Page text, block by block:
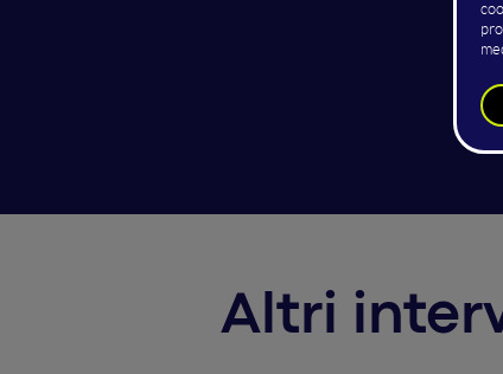
di
Altri